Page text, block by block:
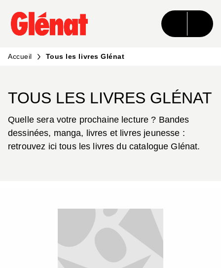
MENU RECHERCHE CONTENU
PIED DE PAGE
Accueil Tous les livres Glénat
TOUS LES LIVRES GLÉNAT
Quelle sera votre prochaine lecture ? Bandes
dessinées, manga, livres et livres jeunesse :
retrouvez ici tous les livres du catalogue Glénat.